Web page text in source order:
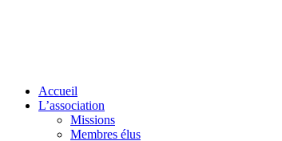
Accueil
L’association
Missions
Membres élus